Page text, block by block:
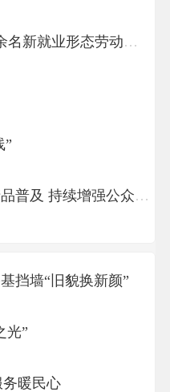
定制专项体检活动为300余名新就业形态劳动者送健康
”
我区全力推动无汞替代产品普及 持续增强公众环保意识
挡墙“旧貌换新颜”
光”
务暖民心